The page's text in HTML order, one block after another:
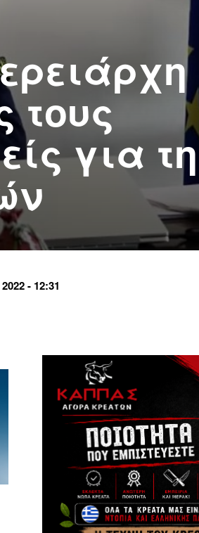
τους
για τη
- 12:31